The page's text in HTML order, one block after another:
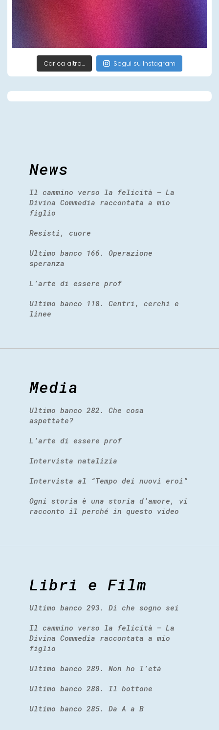
Carica altro… Segui su Instagram
News
Il cammino verso la felicità – La
Divina Commedia raccontata a mio
figlio
Resisti, cuore
Ultimo banco 166. Operazione
speranza
L’arte di essere prof
Ultimo banco 118. Centri, cerchi e
linee
Media
Ultimo banco 282. Che cosa
aspettate?
L’arte di essere prof
Intervista natalizia
Intervista al “Tempo dei nuovi eroi”
Ogni storia è una storia d’amore, vi
racconto il perché in questo video
Libri e Film
Ultimo banco 293. Di che sogno sei
Il cammino verso la felicità – La
Divina Commedia raccontata a mio
figlio
Ultimo banco 289. Non ho l’età
Ultimo banco 288. Il bottone
Ultimo banco 285. Da A a B